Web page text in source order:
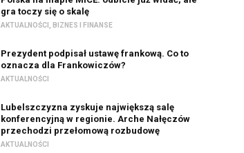
gra toczy się o skalę
AKTUALNOŚCI BIZNES I FINANSE
Prezydent podpisał ustawę frankową. Co to
oznacza dla Frankowiczów?
AKTUALNOŚCI
Lubelszczyzna zyskuje największą salę
konferencyjną w regionie. Arche Nałęczów
przechodzi przełomową rozbudowę
AKTUALNOŚCI